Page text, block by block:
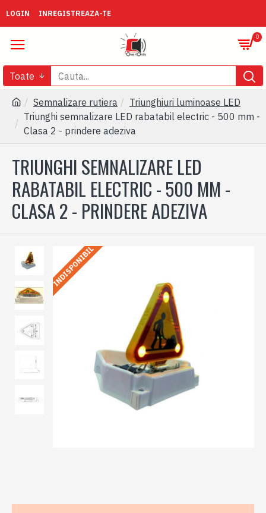
LOGIN INREGISTREAZA-TE
0
Toate
Semnalizare rutiera
Triunghiuri luminoase LED
Triunghi semnalizare LED rabatabil electric - 500 mm -
Clasa 2 - prindere adeziva
TRIUNGHI SEMNALIZARE LED
RABATABIL ELECTRIC - 500 MM -
CLASA 2 - PRINDERE ADEZIVA
INDISPONIBIL